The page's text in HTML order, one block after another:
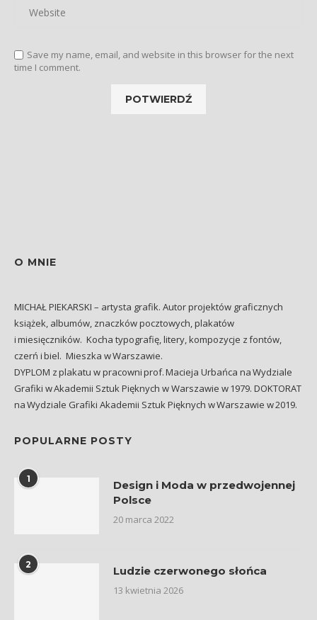
Save my name, email, and website in this browser for the next
time I comment.
O MNIE
MICHAŁ PIEKARSKI – artysta grafik. Autor projektów graficznych
książek, albumów, znaczków pocztowych, plakatów
i miesięczników. Kocha typografię, litery, kompozycje z fontów,
czerń i biel. Mieszka w Warszawie.
DYPLOM z plakatu w pracowni prof. Macieja Urbańca na Wydziale
Grafiki w Akademii Sztuk Pięknych w Warszawie w 1979. DOKTORAT
na Wydziale Grafiki Akademii Sztuk Pięknych w Warszawie w 2019.
POPULARNE POSTY
1
Design i Moda w przedwojennej
Polsce
20 marca 2022
2 Ludzie czerwonego słońca
13 kwietnia 2026